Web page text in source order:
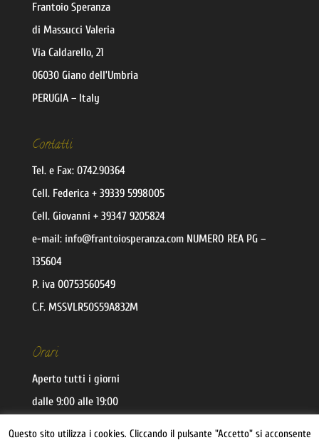
Frantoio Speranza
di Massucci Valeria
Via Caldarello, 21
06030 Giano dell’Umbria
PERUGIA – Italy
Contatti
Tel. e Fax: 0742.90364
Cell. Federica + 39339 5998005
Cell. Giovanni + 39347 9205824
e-mail:
moc.aznarepsoiotnarf
@ofni
NUMERO REA PG –
135604
P. iva 00753560549
C.F. MSSVLR50S59A832M
Orari
Aperto tutti i giorni
dalle 9:00 alle 19:00
Questo sito utilizza i cookies. Cliccando il pulsante "Accetto" si acconsente